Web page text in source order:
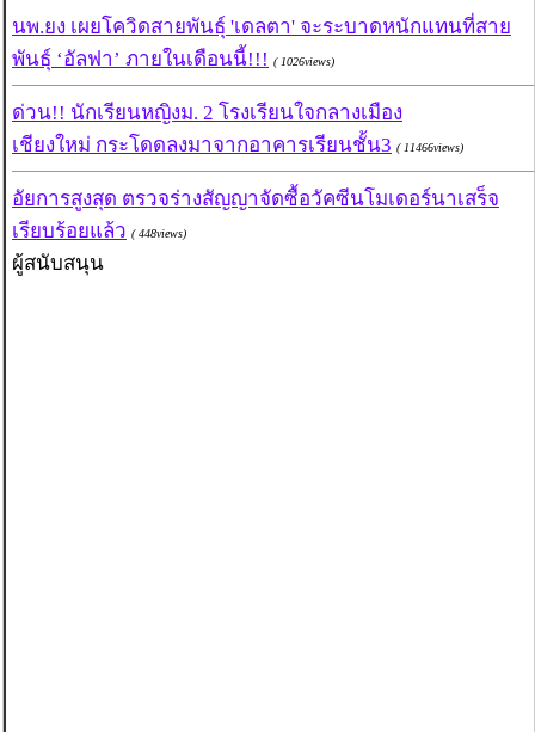
นพ.ยง เผยโควิดสายพันธุ์ 'เดลตา' จะระบาดหนักแทนที่สาย
พันธุ์ ‘อัลฟา’ ภายในเดือนนี้!!! ( 1026views)
ด่วน!! นักเรียนหญิงม. 2 โรงเรียนใจกลางเมือง
เชียงใหม่ กระโดดลงมาจากอาคารเรียนชั้น3 ( 11466views)
อัยการสูงสุด ตรวจร่างสัญญาจัดซื้อวัคซีนโมเดอร์นาเสร็จ
เรียบร้อยแล้ว ( 448views)
ผู้สนับสนุน